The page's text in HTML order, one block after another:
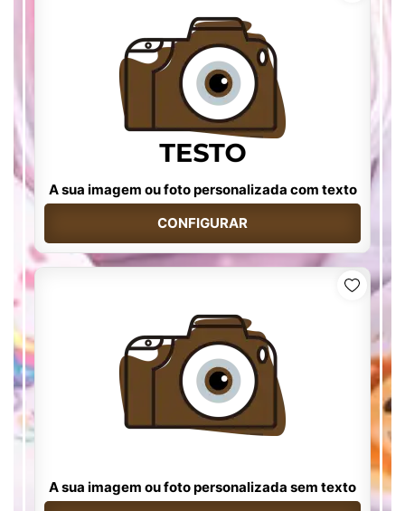
A sua imagem ou foto personalizada com texto
CONFIGURAR
A sua imagem ou foto personalizada sem texto